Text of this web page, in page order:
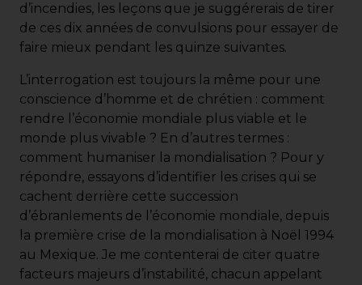
d’incendies, les leçons que je suggérerais de tirer
de ces dix années de convulsions pour essayer de
faire mieux pendant les quinze suivantes.
L’interrogation est toujours la même pour une
conscience d’homme et de chrétien : comment
rendre l’économie mondiale plus viable et le
monde plus vivable ? En d’autres termes :
comment humaniser la mondialisation ? Pour y
répondre, essayons d’identifier les crises qui se
cachent derrière cette succession
d’ébranlements de l’économie mondiale, depuis
la première crise de la mondialisation à Noël 1994
au Mexique. Je me contenterai de citer quatre
facteurs majeurs d’instabilité, chacun appelant